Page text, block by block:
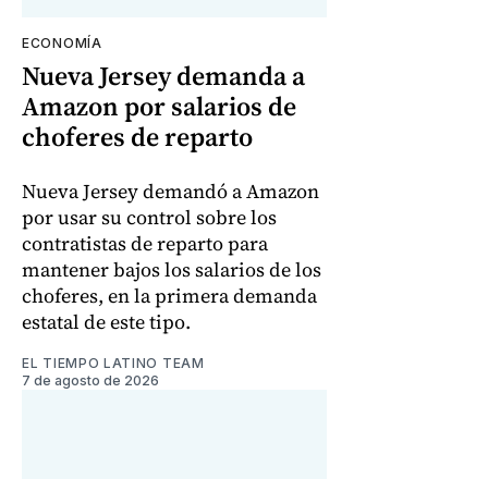
ECONOMÍA
Nueva Jersey demanda a
Amazon por salarios de
choferes de reparto
Nueva Jersey demandó a Amazon
por usar su control sobre los
contratistas de reparto para
mantener bajos los salarios de los
choferes, en la primera demanda
estatal de este tipo.
EL TIEMPO LATINO TEAM
7 de agosto de 2026